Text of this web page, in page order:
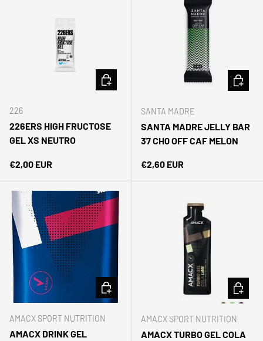
226
226ERS HIGH FRUCTOSE
GEL XS NEUTRO
Precio normal
€2,00 EUR
AÑADIR AL CARRITO
SANTA MADRE
SANTA MADRE JELLY BAR
37 CH0 OFF CAF MELON
Precio normal
€2,60 EUR
AMACX SPORT NUTRITION
AMACX DRINK GEL
AÑADIR AL CARRITO
AMACX SPORT NUTRITION
AMACX TURBO GEL COLA
Suscríbete y recibe tu código de descuento al
instante. Solo ofertas reales y material probado en
BIENVENIDA5 COPIAR CÓDIGO
Facebook Instagram
TikTokLinkedIn